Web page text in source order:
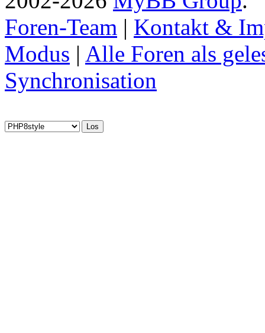
Foren-Team | Kontakt &
Modus | Alle Foren als
Synchronisation